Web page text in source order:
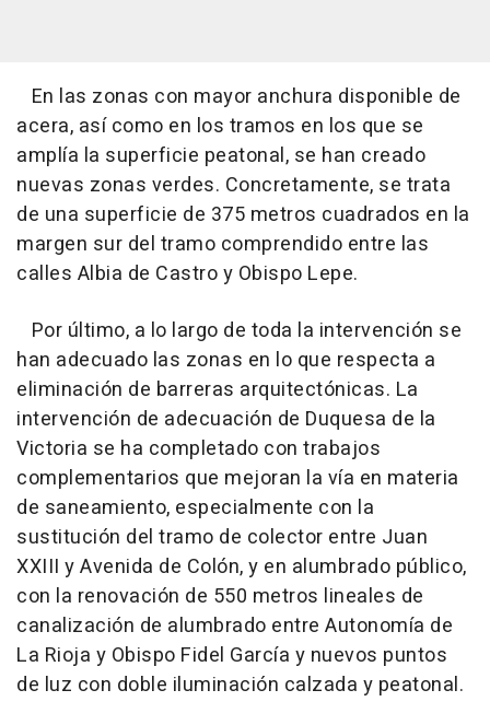
En las zonas con mayor anchura disponible de
acera, así como en los tramos en los que se
amplía la superficie peatonal, se han creado
nuevas zonas verdes. Concretamente, se trata
de una superficie de 375 metros cuadrados en la
margen sur del tramo comprendido entre las
calles Albia de Castro y Obispo Lepe.
Por último, a lo largo de toda la intervención se
han adecuado las zonas en lo que respecta a
eliminación de barreras arquitectónicas. La
intervención de adecuación de Duquesa de la
Victoria se ha completado con trabajos
complementarios que mejoran la vía en materia
de saneamiento, especialmente con la
sustitución del tramo de colector entre Juan
XXIII y Avenida de Colón, y en alumbrado público,
con la renovación de 550 metros lineales de
canalización de alumbrado entre Autonomía de
La Rioja y Obispo Fidel García y nuevos puntos
de luz con doble iluminación calzada y peatonal.